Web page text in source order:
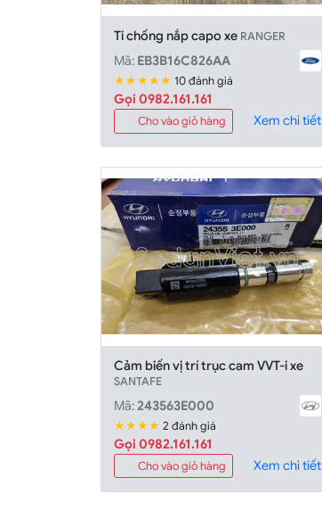
Ti chống nắp capo xe RANGER
Mã: EB3B16C826AA
★★★★★ 10 đánh giá
Gọi 0982.161.161
Cho vào giỏ hàng Xem chi tiết
Cảm biến vị trí trục cam VVT-i xe
SANTAFE
Mã:243563E000
★★★★ 2 đánh giá
Gọi 0982.161.161
Cho vào giỏ hàng Xem chi tiết